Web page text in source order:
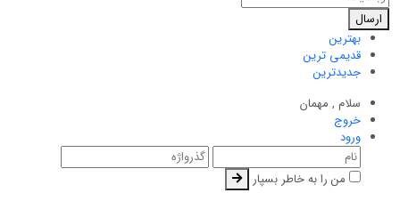
ارسال
بهترین
قدیمی ترین
جدیدترین
سلام , مهمان
خروج
ورود
من را به خاطر بسپار